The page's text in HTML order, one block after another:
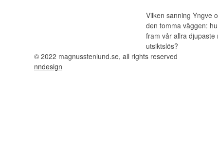
Vilken sanning Yngve
den tomma väggen:
fram vår allra
utsiktslös?
© 2022 magnusstenlund.se, all rights reserved
nndesign